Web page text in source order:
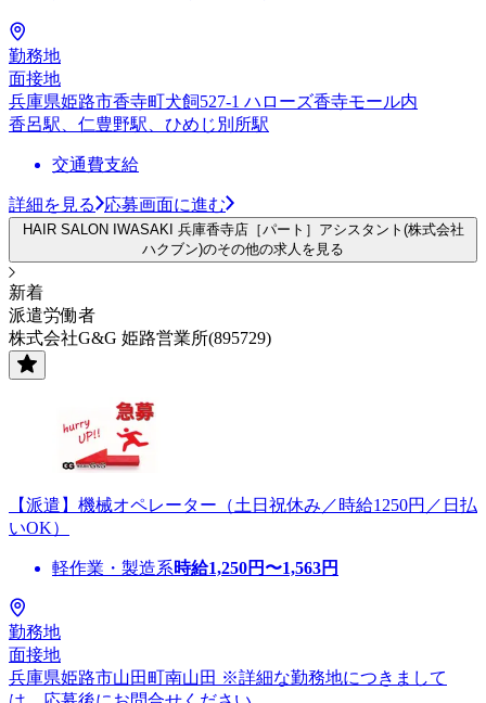
勤務地
面接地
兵庫県姫路市香寺町犬飼527-1 ハローズ香寺モール内
香呂駅、仁豊野駅、ひめじ別所駅
交通費支給
詳細を見る 応募画面に進む
HAIR SALON IWASAKI 兵庫香寺店［パート］アシスタント(株式会社
ハクブン)のその他の求人を見る
新着
派遣労働者
株式会社G&G 姫路営業所(895729)
【派遣】機械オペレーター（土日祝休み／時給1250円／日払
いOK）
軽作業・製造系時給1,250円〜1,563円
勤務地
面接地
兵庫県姫路市山田町南山田 ※詳細な勤務地につきまして